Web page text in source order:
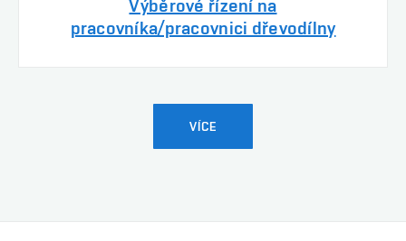
Výběrové řízení na
pracovníka/pracovnici dřevodílny
VÍCE